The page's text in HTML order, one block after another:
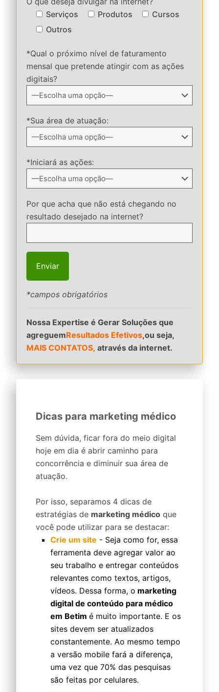
Serviços
Produtos
Cursos
Outros
*Qual o próximo nível de faturamento
mensal que pretende atingir com as ações
digitais?
*Sua área de atuação:
*Iniciará as ações:
Por que acha que não está chegando no
resultado desejado na internet?
*campos obrigatórios
Nossa Expertise é Gerar Soluções que
agreguemResultados Efetivos,ou seja,
MAIS CONTATOS, através da internet.
Dicas para marketing médico
Sem dúvida, ficar fora do meio digital
hoje em dia é abrir caminho para
concorrência e diminuir sua área de
atuação.
Por isso, separamos 4 dicas de
estratégias de marketing médico que
você pode utilizar para se destacar:
Crie um site - Seja como for, essa
ferramenta deve agregar valor ao
seu trabalho e entregar conteúdos
relevantes como textos, artigos,
vídeos. Dessa forma, o marketing
digital de conteúdo para médico
em Betim é muito importante. E os
sites devem ser atualizados
constantemente. Ao mesmo tempo
a versão mobile fará a diferença,
uma vez que 70% das pesquisas
são feitas por celulares.